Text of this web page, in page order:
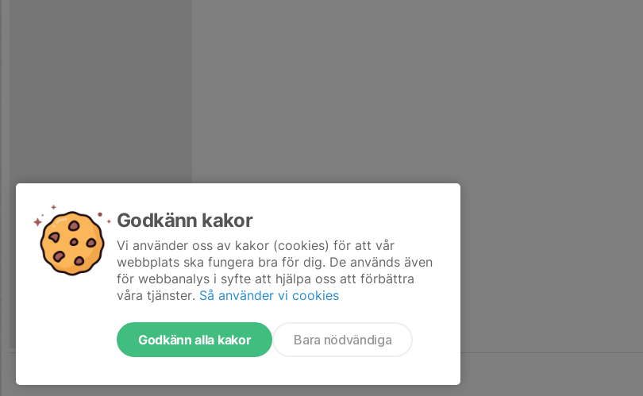
Godkänn kakor
Vi använder oss av kakor (cookies) för att vår
webbplats ska fungera bra för dig. De används även
för webbanalys i syfte att hjälpa oss att förbättra
våra tjänster. Så använder vi cookies
Godkänn alla kakor Bara nödvändiga